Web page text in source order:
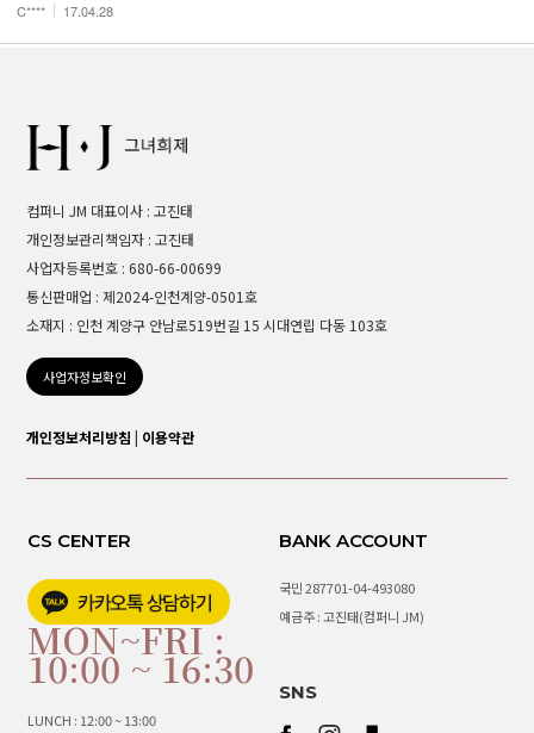
C**** 17.04.28
컴퍼니 JM 대표이사 : 고진태
개인정보관리책임자 : 고진태
사업자등록번호 : 680-66-00699
통신판매업 : 제2024-인천계양-0501호
소재지 : 인천 계양구 안남로519번길 15 시대연립 다동 103호
사업자정보확인
개인정보처리방침 | 이용약관
CS CENTER
MON~FRI :
10:00 ~ 16:30
LUNCH : 12:00 ~ 13:00
BANK ACCOUNT
국민 287701-04-493080
예금주 : 고진태(컴퍼니 JM)
SNS